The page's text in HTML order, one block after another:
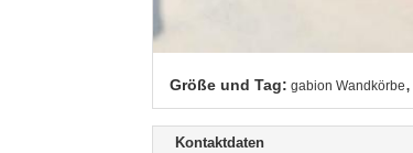
Größe und Tag: gabion Wandkörbe,
Kontaktdaten